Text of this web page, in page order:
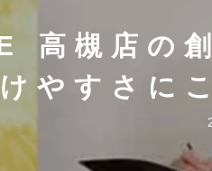
高槻店の
けやすさに